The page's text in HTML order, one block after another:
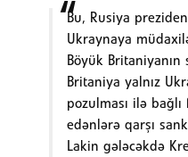
Bu, Rusiya
Ukraynaya
Böyük Britaniyanın
Britaniya yalnız
pozulması ilə
edənlərə qarşı
Lakin gələcəkdə